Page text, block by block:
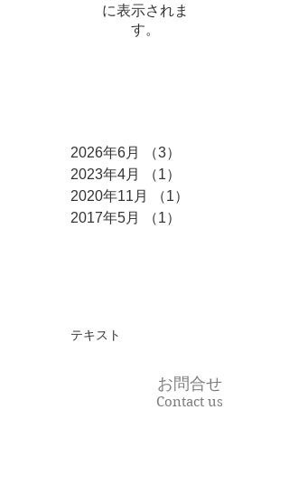
に表示されま
す。
2026年6月 （3）
2023年4月
（1）
2020年11月
（1）
2017年5月
（1）
テキスト
お問合せ
Contact us